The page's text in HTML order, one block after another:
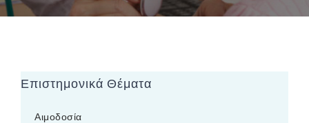
Επιστημονικά Θέματα
Αιμοδοσία